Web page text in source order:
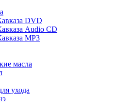
DVD
Audio CD
MP3
масла
ухода